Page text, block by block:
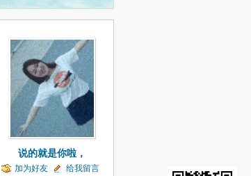
说的就是你啦，
加为好友
给我留言